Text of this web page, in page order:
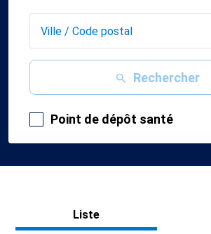
Rechercher
Point de dépôt santé
Liste